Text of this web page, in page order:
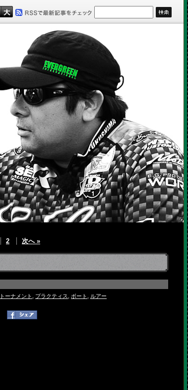
2 次へ »
トーナメント プラクティス ボート ルアー